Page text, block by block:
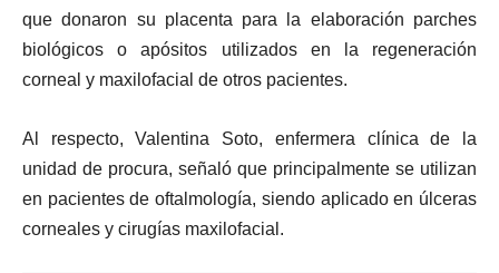
que donaron su placenta para la elaboración parches
biológicos o apósitos utilizados en la regeneración
corneal y maxilofacial de otros pacientes.
Al respecto, Valentina Soto, enfermera clínica de la
unidad de procura, señaló que principalmente se utilizan
en pacientes de oftalmología, siendo aplicado en úlceras
corneales y cirugías maxilofacial.